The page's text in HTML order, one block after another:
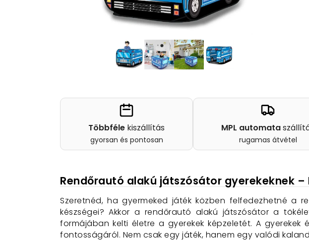
Többféle kiszállítás
gyorsan és pontosan
MPL automata
rugamas átvétel
Rendőrautó alakú játszósátor gyerekeknek
Szeretnéd, ha gyermeked játék közben felfedezhetné a
készségei? Akkor a rendőrautó alakú játszósátor a
formájában kelti életre a gyerekek képzeletét. A
fontosságáról. Nem csak egy játék, hanem egy valódi